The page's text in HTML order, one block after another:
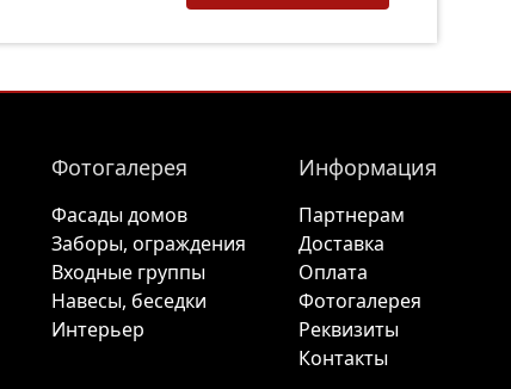
Фотогалерея
Фасады домов
Заборы, ограждения
Входные группы
Навесы, беседки
Интерьер
Информация
Партнерам
Доставка
Оплата
Фотогалерея
Реквизиты
Контакты
ПОЛУЧИТЬ СКИДКУ!